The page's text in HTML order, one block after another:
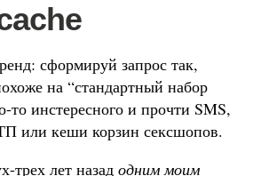
сформируй запрос так,
на “стандартный набор
то инстересного и прочти SMS,
или кеши корзин сексшопов.
трех лет назад одним моим